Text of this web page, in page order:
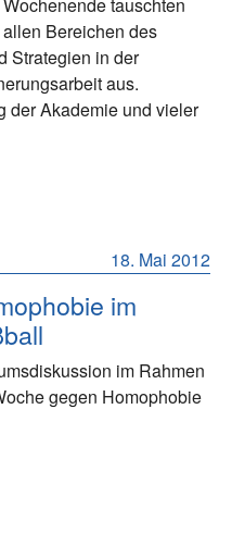
Bereichen des
Strategien in der
aus.
der Akademie und vieler
18. Mai 2012
im
im Rahmen
gegen Homophobie